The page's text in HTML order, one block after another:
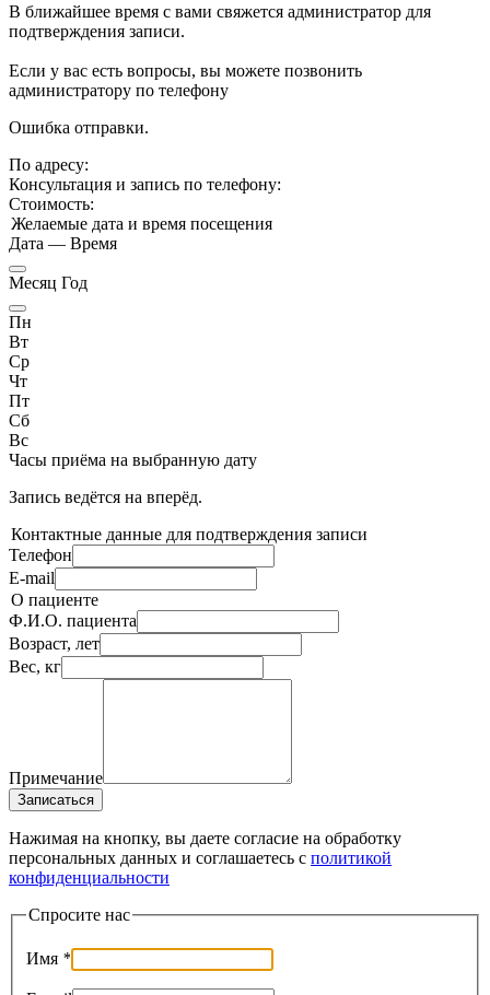
В ближайшее время с вами свяжется администратор для
подтверждения записи.
Если у вас есть вопросы, вы можете позвонить
администратору по телефону
Ошибка отправки.
По адресу:
Консультация и запись по телефону:
Стоимость:
Желаемые дата и время посещения
Дата — Время
Месяц Год
Пн
Вт
Ср
Чт
Пт
Сб
Вс
Часы приёма на выбранную дату
Запись ведётся на вперёд.
Контактные данные для подтверждения записи
Телефон
E-mail
О пациенте
Ф.И.О. пациента
Возраст, лет
Вес, кг
Примечание
Записаться
Нажимая на кнопку, вы даете согласие на обработку
персональных данных и соглашаетесь c политикой
конфиденциальности
Спросите нас
Имя *